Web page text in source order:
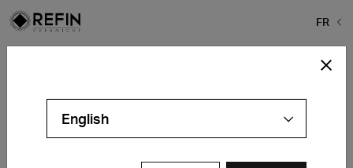
FR
Hoofddorp - NL
English